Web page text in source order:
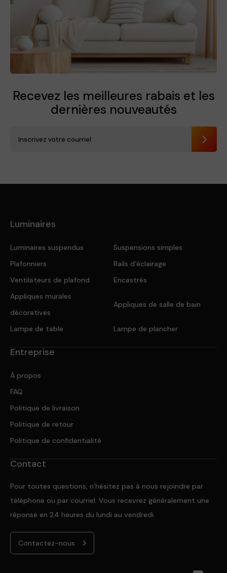
Recevez les meilleures rabais et les
dernières nouveautés
Luminaires
Luminaires suspendus
Suspensions simples
Plafonniers
Rails d’éclairage
Ventilateurs de plafond
Encastrés
Appliques murales
décoratives
Appliques de salle de bain
Lampe de table Lampe de plancher
Entreprise
À propos
FAQ
Politique de livraison
Politique de retour
Politique de confidentialité
Contact
Pour toutes questions, n’hésitez pas à nous rejoindre par
téléphone ou par courriel. Vous recevrez généralement une
réponse en 24 heures du lundi au vendredi.
Contactez-nous